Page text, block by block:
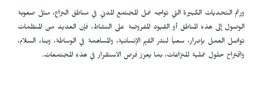
ورغم التحديات الكبيرة التي تواجه عمل المجتمع المدني في مناطق النزاع، مثل صعوبة
الوصول إلى هذه المناطق أو القيود المفروضة على النشاط، فإن العديد من المنظمات
تواصل العمل بإصرار، سعياً لنشر القيم الإنسانية، والمساهمة في الوساطة، وبناء السلام،
واقتراح حلول عملية للنزاعات، بما يعزز فرص الاستقرار في هذه المجتمعات.